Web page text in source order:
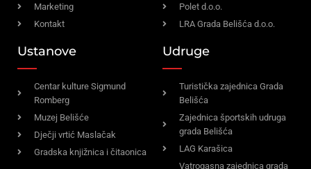
Marketing
Kontakt
Polet d.o.o.
LRA Grada Belišća d.o.o.
Ustanove
Centar kulture Sigmund
Romberg
Muzej Belišće
Dječji vrtić Maslačak
Gradska knjižnica i čitaonica
Udruge
Turistička zajednica Grada
Belišća
Zajednica športskih udruga
grada Belišća
LAG Karašica
Vatrogasna zajednica grada